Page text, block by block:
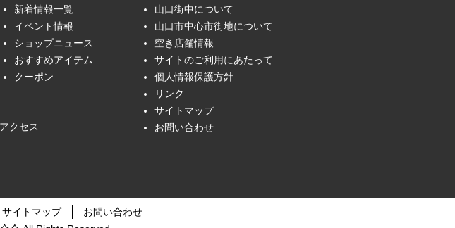
新着情報一覧
イベント情報
ショップニュース
おすすめアイテム
クーポン
アクセス
山口街中について
山口市中心市街地について
空き店舗情報
サイトのご利用にあたって
個人情報保護方針
リンク
サイトマップ
お問い合わせ
サイトマップ
お問い合わせ